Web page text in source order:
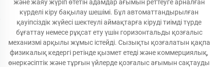
және жаяу жүріп өтетін адамдар ағымын реттеуге арналған
күрделі кіру бақылау шешімі. Бұл автоматтандырылған
қауіпсіздік жүйесі шектеулі аймақтарға кіруді тиімді түрде
бұғаттау немесе рұқсат ету үшін горизонтальды қозғалыс
механизмі арқылы жұмыс істейді. Сызықты қозғалатын қақпа
физикалық кедергі ретінде қызмет етеді және коммерциялық,
өнеркәсіптік және тұрғын үйлерде қозғалыс ағымын сақтауды